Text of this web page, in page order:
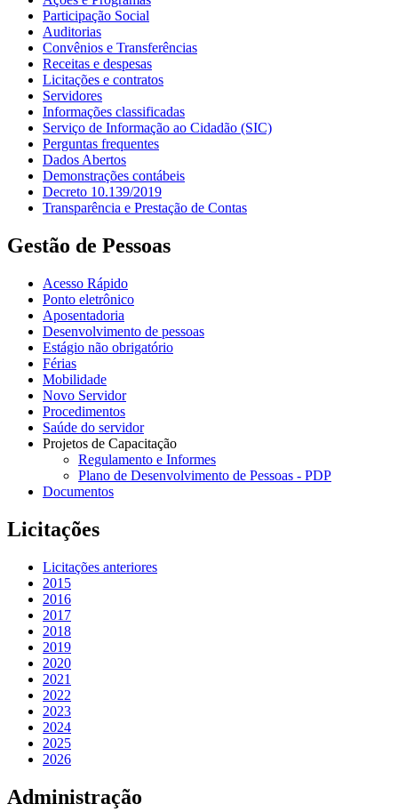
Participação Social
Auditorias
Convênios e Transferências
Receitas e despesas
Licitações e contratos
Servidores
Informações classificadas
Serviço de Informação ao Cidadão (SIC)
Perguntas frequentes
Dados Abertos
Demonstrações contábeis
Decreto 10.139/2019
Transparência e Prestação de Contas
Gestão de Pessoas
Acesso Rápido
Ponto eletrônico
Aposentadoria
Desenvolvimento de pessoas
Estágio não obrigatório
Férias
Mobilidade
Novo Servidor
Procedimentos
Saúde do servidor
Projetos de Capacitação
Regulamento e Informes
Plano de Desenvolvimento de Pessoas - PDP
Documentos
Licitações
Licitações anteriores
2015
2016
2017
2018
2019
2020
2021
2022
2023
2024
2025
2026
Administração